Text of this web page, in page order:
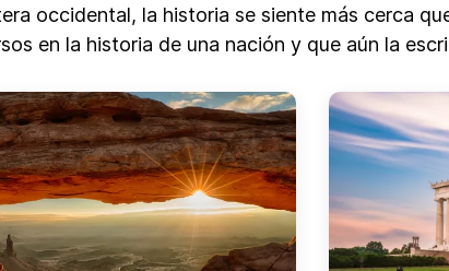
occidental, la historia se siente más cerca
en la historia de una nación y que aún la